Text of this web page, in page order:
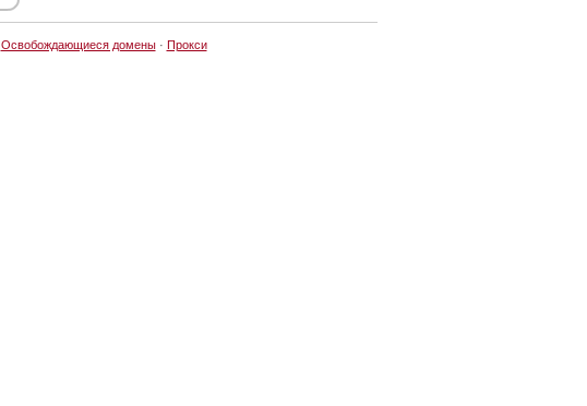
Освобождающиеся домены· Прокси